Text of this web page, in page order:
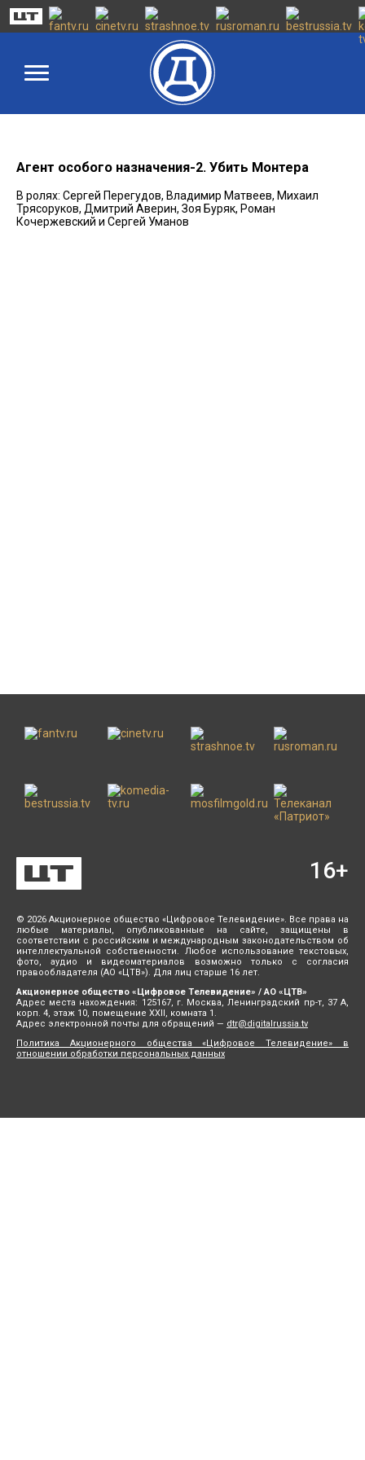
Агент особого назначения-2. Убить Монтера
В ролях: Сергей Перегудов, Владимир Матвеев, Михаил
Трясоруков, Дмитрий Аверин, Зоя Буряк, Роман
Кочержевский и Сергей Уманов
© 2026 Акционерное общество «Цифровое Телевидение». Все права на
любые материалы, опубликованные на сайте, защищены в
соответствии с российским и международным законодательством об
интеллектуальной собственности. Любое использование текстовых,
фото, аудио и видеоматериалов возможно только с согласия
правообладателя (АО «ЦТВ»). Для лиц старше 16 лет.
Акционерное общество «Цифровое Телевидение» / АО «ЦТВ»
Адрес места нахождения: 125167, г. Москва, Ленинградский пр-т, 37 А,
корп. 4, этаж 10, помещение XXII, комната 1.
Адрес электронной почты для обращений — dtr@digitalrussia.tv
Политика Акционерного общества «Цифровое Телевидение» в
отношении обработки персональных данных
16+